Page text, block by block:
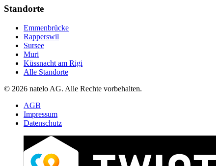
Standorte
Emmenbrücke
Rapperswil
Sursee
Muri
Küssnacht am Rigi
Alle Standorte
© 2026 natelo AG. Alle Rechte vorbehalten.
AGB
Impressum
Datenschutz